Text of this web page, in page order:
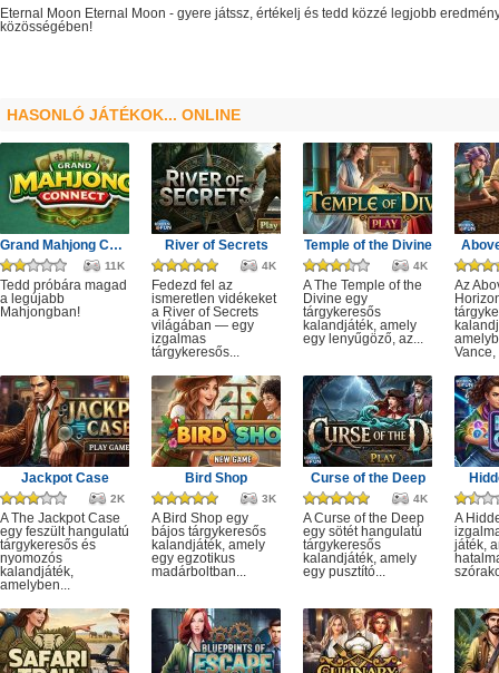
Eternal Moon - gyere játssz, értékelj és tedd közzé legjobb
Eternal Moon
közösségében!
HASONLÓ JÁTÉKOK... ONLINE
Grand Mahjong Connect
11K
Tedd próbára magad
a legújabb
Mahjongban!
River of Secrets
4K
Fedezd fel az
ismeretlen vidékeket
a River of Secrets
világában — egy
izgalmas
tárgykeresős...
Temple of the Divine
4K
A The Temple of the
Divine egy
tárgykeresős
kalandjáték, amely
egy lenyűgöző, az...
Az
Vance,
Jackpot Case
2K
A The Jackpot Case
egy feszült hangulatú
tárgykeresős és
nyomozós
kalandjáték,
amelyben...
Bird Shop
3K
A Bird Shop egy
bájos tárgykeresős
kalandjáték, amely
egy egzotikus
madárboltban...
Curse of the Deep
4K
A Curse of the Deep
egy sötét hangulatú
tárgykeresős
kalandjáték, amely
egy pusztító...
A
játék,